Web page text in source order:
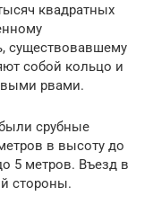
квадратных
существовавшему
собой кольцо и
рвами.
срубные
в высоту до
5 метров. Въезд в
стороны.